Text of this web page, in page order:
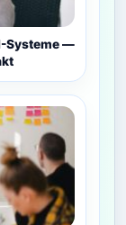
Systeme —